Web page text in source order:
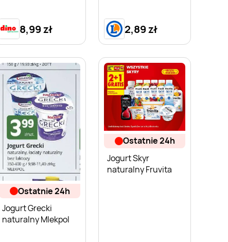
8,99 zł 2,89 zł
ostatnie 24h
Jogurt Grecki
naturalny Mlekpol
ostatnie 24h
Jogurt Skyr
naturalny Fruvita